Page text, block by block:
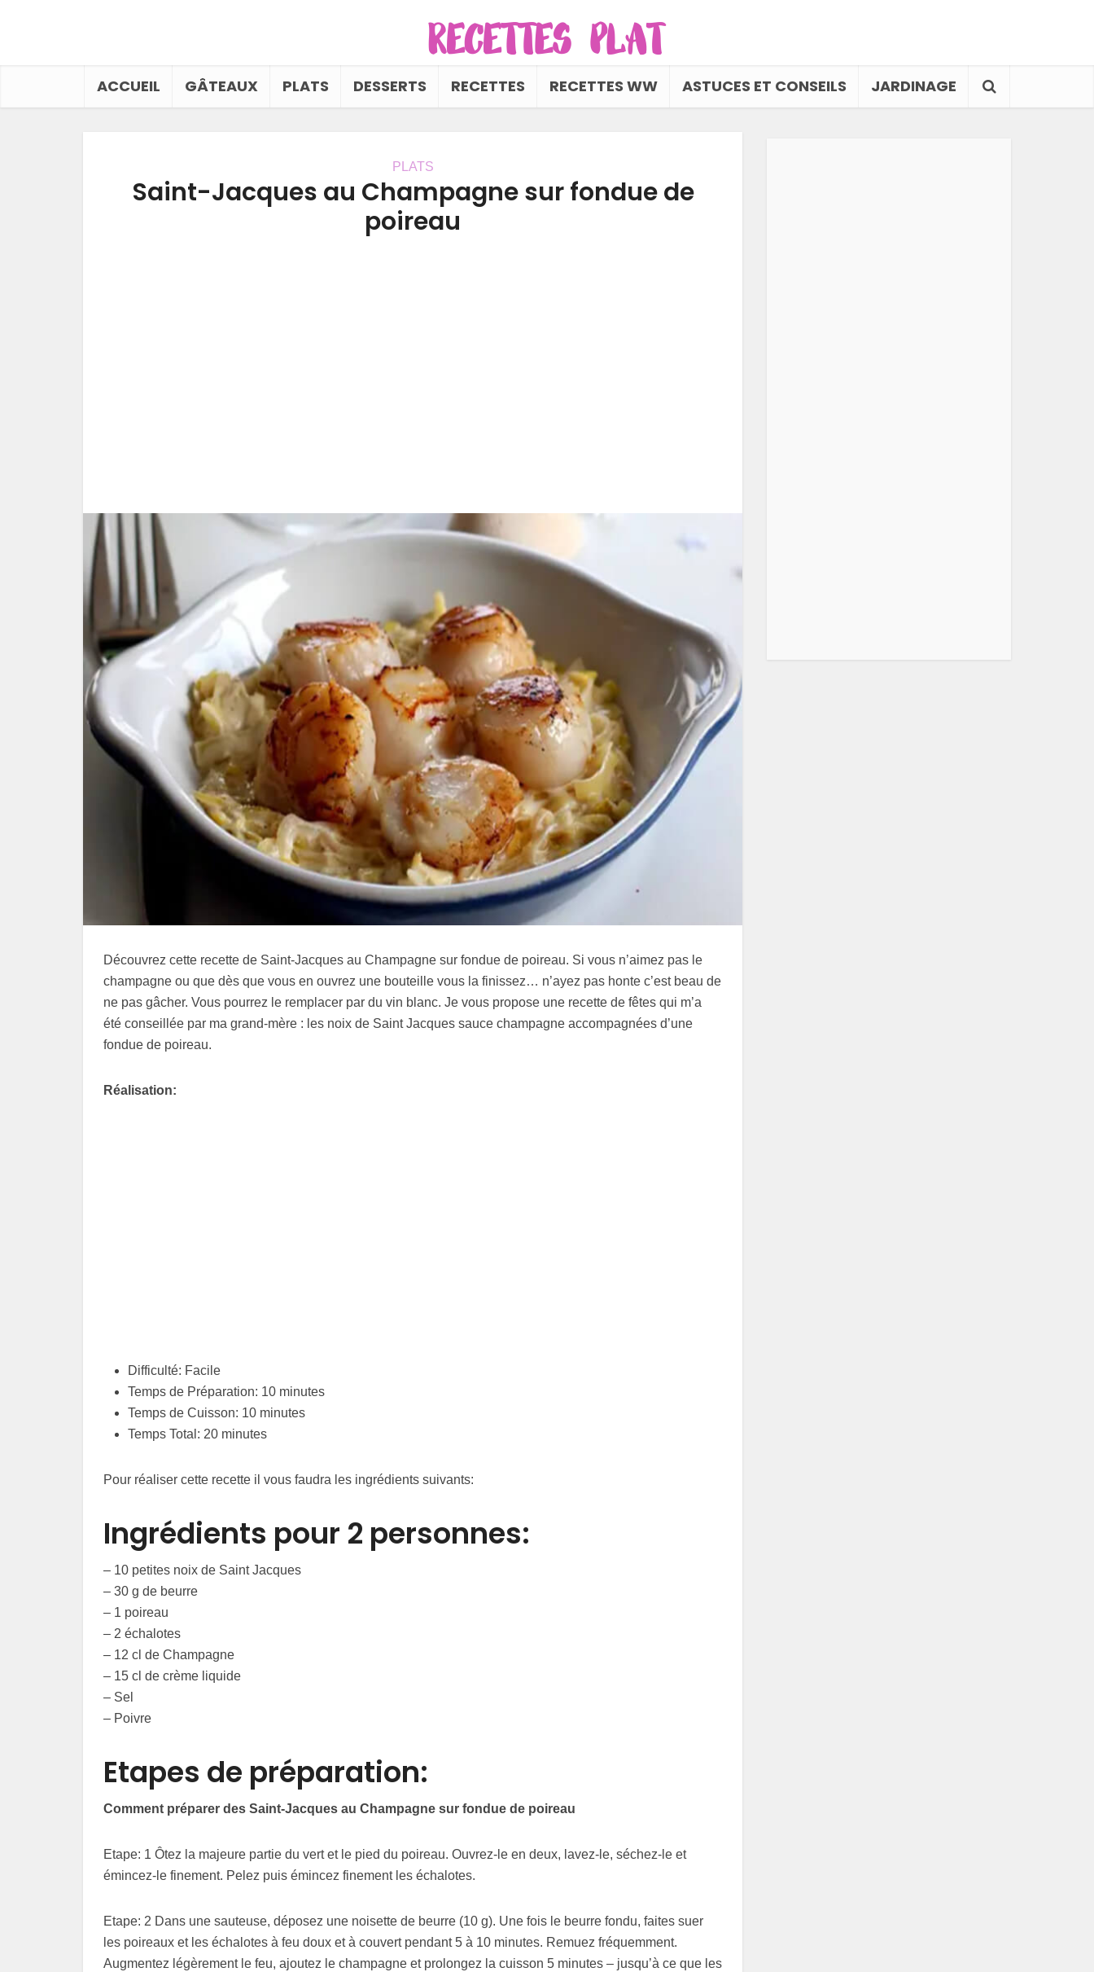
ACCUEIL GÂTEAUX PLATS DESSERTS RECETTES RECETTES WW ASTUCES ET CONSEILS JARDINAGE
PLATS
Saint-Jacques au Champagne sur fondue de
poireau
Découvrez cette recette de Saint-Jacques au Champagne sur fondue de poireau. Si vous n’aimez pas le
champagne ou que dès que vous en ouvrez une bouteille vous la finissez… n’ayez pas honte c’est beau de
ne pas gâcher. Vous pourrez le remplacer par du vin blanc. Je vous propose une recette de fêtes qui m’a
été conseillée par ma grand-mère : les noix de Saint Jacques sauce champagne accompagnées d’une
fondue de poireau.
Réalisation:
Difficulté: Facile
Temps de Préparation: 10 minutes
Temps de Cuisson: 10 minutes
Temps Total: 20 minutes
Pour réaliser cette recette il vous faudra les ingrédients suivants:
Ingrédients pour 2 personnes:
– 10 petites noix de Saint Jacques
– 30 g de beurre
– 1 poireau
– 2 échalotes
– 12 cl de Champagne
– 15 cl de crème liquide
– Sel
– Poivre
Etapes de préparation:
Comment préparer des Saint-Jacques au Champagne sur fondue de poireau
Etape: 1 Ôtez la majeure partie du vert et le pied du poireau. Ouvrez-le en deux, lavez-le, séchez-le et
émincez-le finement. Pelez puis émincez finement les échalotes.
Etape: 2 Dans une sauteuse, déposez une noisette de beurre (10 g). Une fois le beurre fondu, faites suer
les poireaux et les échalotes à feu doux et à couvert pendant 5 à 10 minutes. Remuez fréquemment.
Augmentez légèrement le feu, ajoutez le champagne et prolongez la cuisson 5 minutes – jusqu’à ce que les